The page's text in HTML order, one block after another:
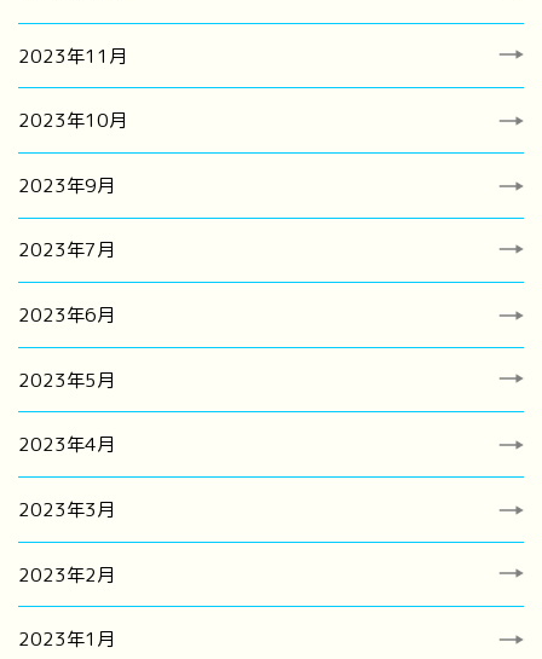
2023年11月
2023年10月
2023年9月
2023年7月
2023年6月
2023年5月
2023年4月
2023年3月
2023年2月
2023年1月